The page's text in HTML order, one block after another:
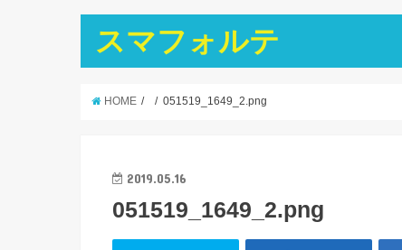
スマフォルテ
HOME 051519_1649_2.png
2019.05.16
051519_1649_2.png